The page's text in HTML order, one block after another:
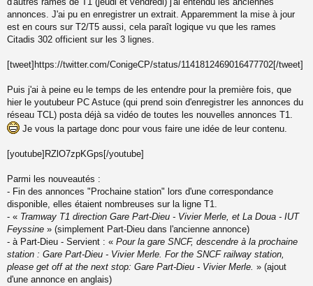
g
e
n
o
u
annonces. J'ai pu en enregistrer un extrait. Apparemment la mise à jour
est en cours sur T2/T5 aussi, cela paraît logique vu que les rames
Citadis 302 officient sur les 3 lignes.
[tweet]https://twitter.com/ConigeCP/status/1141812469016477702[/tweet]
Puis j'ai à peine eu le temps de les entendre pour la première fois, que
hier le youtubeur PC Astuce (qui prend soin d'enregistrer les annonces du
réseau TCL) posta déjà sa vidéo de toutes les nouvelles annonces T1.
Je vous la partage donc pour vous faire une idée de leur contenu.
[youtube]RZlO7zpKGps[/youtube]
Parmi les nouveautés :
- Fin des annonces "Prochaine station" lors d'une correspondance
disponible, elles étaient nombreuses sur la ligne T1.
- « Tramway T1 direction Gare Part-Dieu - Vivier Merle, et La Doua - IUT
Feyssine » (simplement Part-Dieu dans l'ancienne annonce)
- à Part-Dieu - Servient : « Pour la gare SNCF, descendre à la prochaine
station : Gare Part-Dieu - Vivier Merle. For the SNCF railway station,
please get off at the next stop: Gare Part-Dieu - Vivier Merle. » (ajout
d'une annonce en anglais)